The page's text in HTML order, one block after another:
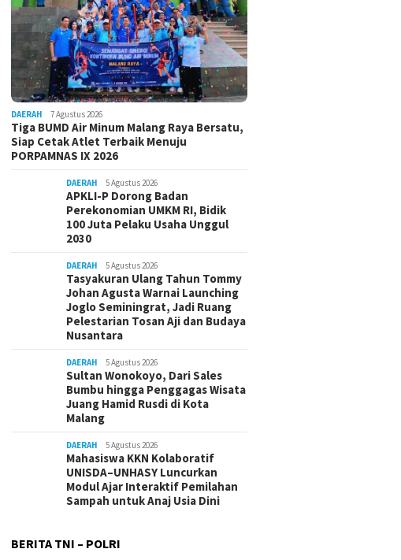
DAERAH 7 Agustus 2026
Tiga BUMD Air Minum Malang Raya Bersatu,
Siap Cetak Atlet Terbaik Menuju
PORPAMNAS IX 2026
DAERAH 5 Agustus 2026
APKLI-P Dorong Badan
Perekonomian UMKM RI, Bidik
100 Juta Pelaku Usaha Unggul
2030
DAERAH 5 Agustus 2026
Tasyakuran Ulang Tahun Tommy
Johan Agusta Warnai Launching
Joglo Seminingrat, Jadi Ruang
Pelestarian Tosan Aji dan Budaya
Nusantara
DAERAH 5 Agustus 2026
Sultan Wonokoyo, Dari Sales
Bumbu hingga Penggagas Wisata
Juang Hamid Rusdi di Kota
Malang
DAERAH 5 Agustus 2026
Mahasiswa KKN Kolaboratif
UNISDA–UNHASY Luncurkan
Modul Ajar Interaktif Pemilahan
Sampah untuk Anaj Usia Dini
BERITA TNI – POLRI